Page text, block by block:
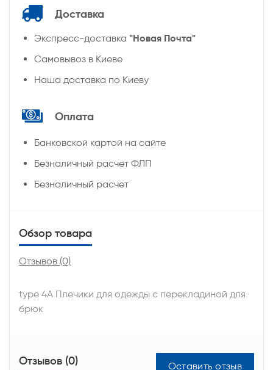
Доставка
Экспресс-доставка "Новая Почта"
Самовывоз в Киеве
Наша доставка по Киеву
Оплата
Банковской картой на сайте
Безналичный расчет ФЛП
Безналичный расчет
Обзор товара
Отзывов (0)
type 4А Плечики для одежды с перекладиной для
брюк
Отзывов (0) Оставить отзыв